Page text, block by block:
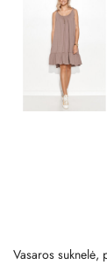
Vasaros suknelė,